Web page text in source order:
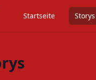
Startseite Storys